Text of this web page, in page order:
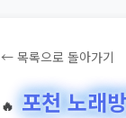
← 목록으로 돌아가기
🔥 포천 노래